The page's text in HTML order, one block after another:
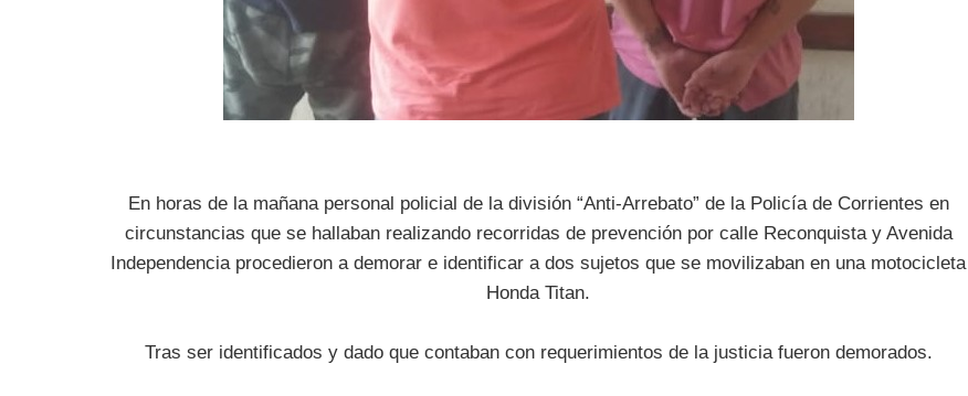
En horas de la mañana personal policial de la división “Anti-Arrebato” de la Policía de Corrientes en
circunstancias que se hallaban realizando recorridas de prevención por calle Reconquista y Avenida
Independencia procedieron a demorar e identificar a dos sujetos que se movilizaban en una motocicleta
Honda Titan.
Tras ser identificados y dado que contaban con requerimientos de la justicia fueron demorados.